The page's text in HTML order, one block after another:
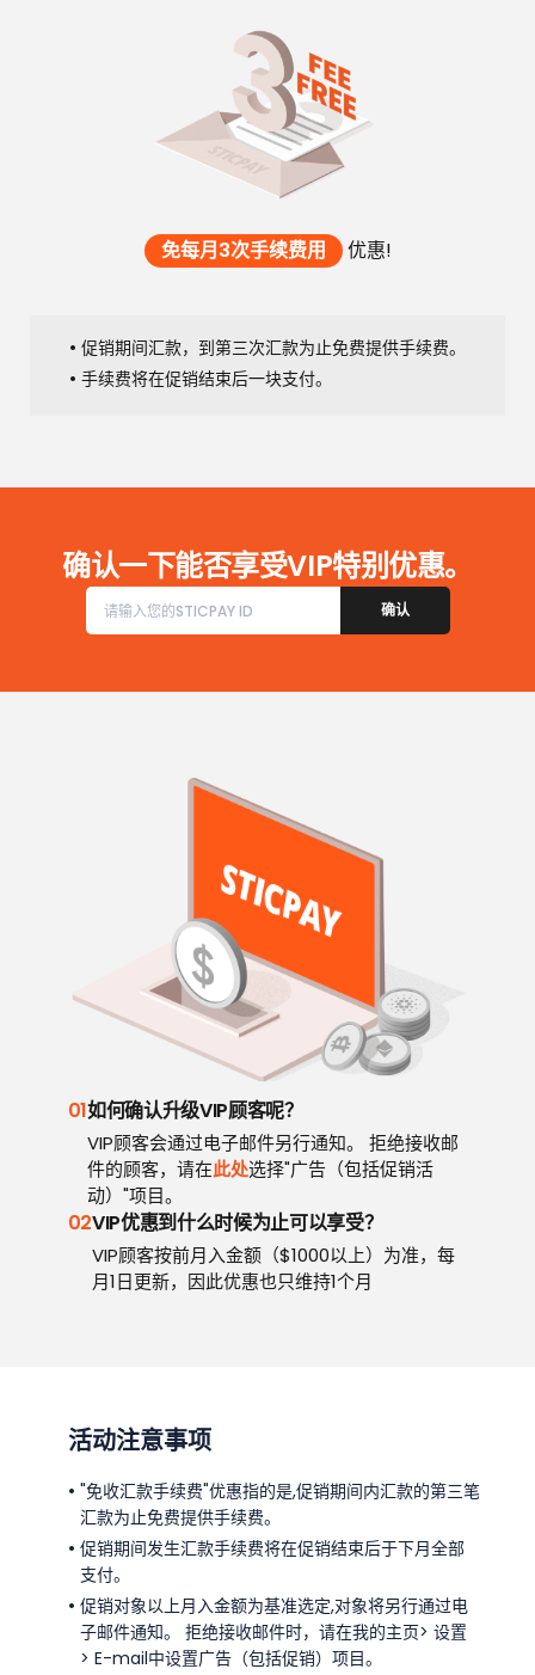
免每月3次手续费用 优惠!
促销期间汇款，到第三次汇款为止免费提供手续费。
手续费将在促销结束后一块支付。
确认一下能否享受VIP特别优惠。
确认
01如何确认升级VIP顾客呢？
VIP顾客会通过电子邮件另行通知。 拒绝接收邮
件的顾客，请在此处选择"广告（包括促销活
动）"项目。
02VIP优惠到什么时候为止可以享受？
VIP顾客按前月入金额（$1000以上）为准，每
月1日更新，因此优惠也只维持1个月
活动注意事项
"免收汇款手续费"优惠指的是,促销期间内汇款的第三笔
汇款为止免费提供手续费。
促销期间发生汇款手续费将在促销结束后于下月全部
支付。
促销对象以上月入金额为基准选定,对象将另行通过电
子邮件通知。 拒绝接收邮件时，请在我的主页> 设置
> E-mail中设置广告（包括促销）项目。